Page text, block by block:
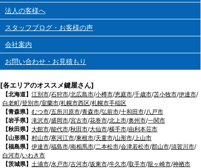
法人の客様へ
スタッフブログ・お客様の声
会社案内
お問い合わせ・お見積もり
[各エリアのオススメ鍵屋さん]
【北海道】 江別市/石狩市/北広島市/小樽市/恵庭市/千歳市/苫小牧市/伊達市/
白老町/登別市/室蘭市/札幌市西区/札幌市手稲区
【青森県】 むつ市/五所川原市/青森市/弘前市/十和田市/八戸市
【岩手県】 滝沢市/盛岡市/宮古市/花巻市/北上市/奥州市/一関市
【秋田県】 大館市/能代市/秋田市/大仙市/横手市/由利本荘市
【山形県】 村山市/寒河江市/東根市/天童市/山形市/ 上山市
【福島県】 伊達市/福島市/南相馬市/二本松市/会津若松市/郡山市/須賀川市/
白河市/いわき市
【茨城県】 土浦市/水戸市/古河市/坂東市/牛久市/取手市/龍ヶ崎市/神栖市